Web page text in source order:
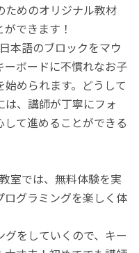
ためのオリジナル教材
できます！
本語のブロックをマウ
ーボードに不慣れなお子
められます。どうして
、講師が丁寧にフォ
て進めることができる
室では、無料体験を実
グラミングを楽しく体
をしていくので、キー